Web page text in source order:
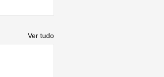
Ver tudo